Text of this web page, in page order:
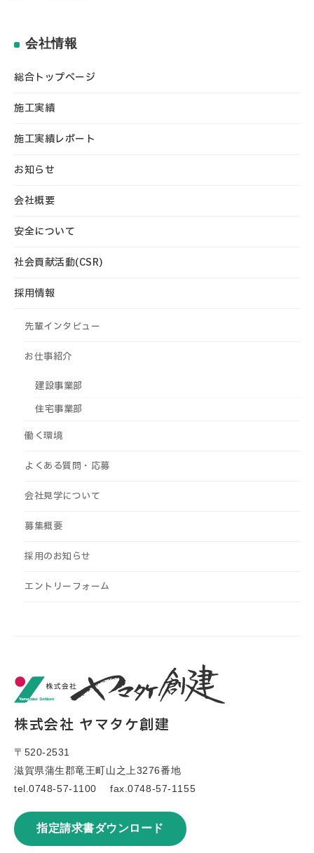
株式会社 ヤマタケ創建
〒520-2531
滋賀県蒲生郡竜王町山之上3276番地
tel.0748-57-1100 fax.0748-57-1155
指定請求書ダウンロード
会社情報
総合トップページ
施工実績
施工実績レポート
お知らせ
会社概要
安全について
社会貢献活動(CSR)
採用情報
先輩インタビュー
お仕事紹介
建設事業部
住宅事業部
働く環境
よくある質問・応募
会社見学について
募集概要
採用のお知らせ
エントリーフォーム